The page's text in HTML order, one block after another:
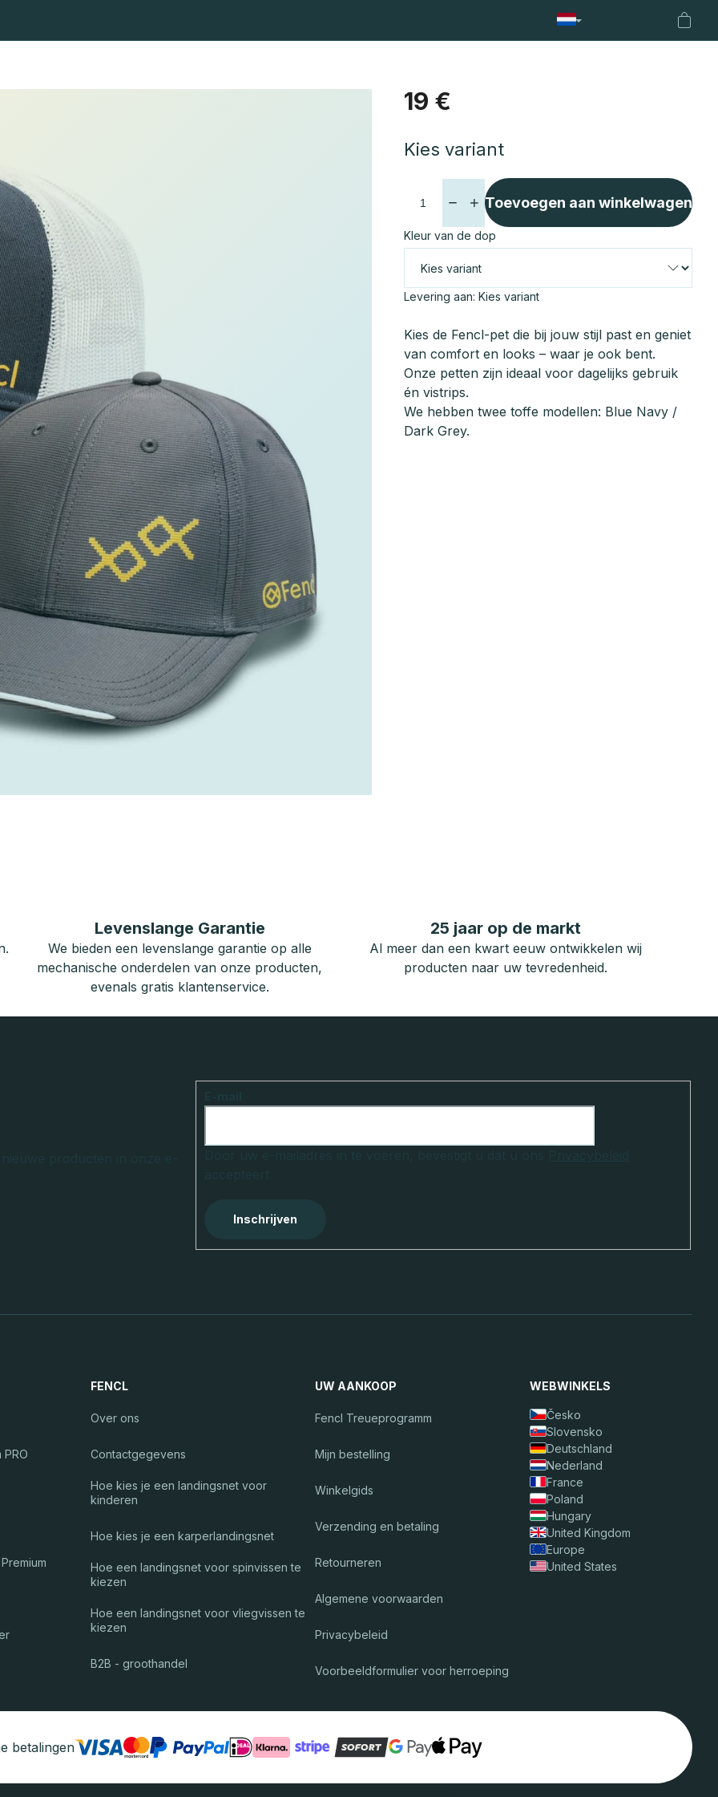
Hengelstandaard
19 €
prijs:
Kies variant
Kleur van de dop
Levering aan: Kies variant
Toevoegen aan winkelwagen
Kies de Fencl-pet die bij jouw stijl past en geniet
van comfort en looks – waar je ook bent.
Onze petten zijn ideaal voor dagelijks gebruik
én vistrips.
We hebben twee toffe modellen: Blue Navy /
Dark Grey.
Levenslange Garantie
We bieden een levenslange garantie op alle
mechanische onderdelen van onze producten,
evenals gratis klantenservice.
25 jaar op de markt
Al meer dan een kwart eeuw ontwikkelen wij
producten naar uw tevredenheid.
Inschrijven
PRO
FENCL
Over ons
Contactgegevens
Hoe kies je een landingsnet voor
kinderen
Hoe kies je een karperlandingsnet
Hoe een landingsnet voor spinvissen te
kiezen
Hoe een landingsnet voor vliegvissen te
kiezen
B2B - groothandel
UW AANKOOP
Fencl Treueprogramm
Mijn bestelling
Winkelgids
Verzending en betaling
Retourneren
Algemene voorwaarden
Privacybeleid
Voorbeeldformulier voor herroeping
WEBWINKELS
Česko
Slovensko
Deutschland
Nederland
France
Poland
Hungary
United Kingdom
Europe
United States
betalingen